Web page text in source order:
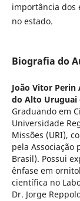
importância dos
no estado.
Biografia do
João Vitor Perin
do Alto Uruguai
Graduando em
Universidade
Missões (URI),
pela Associação
Brasil). Possui
ênfase em
científica no
Dr. Jorge